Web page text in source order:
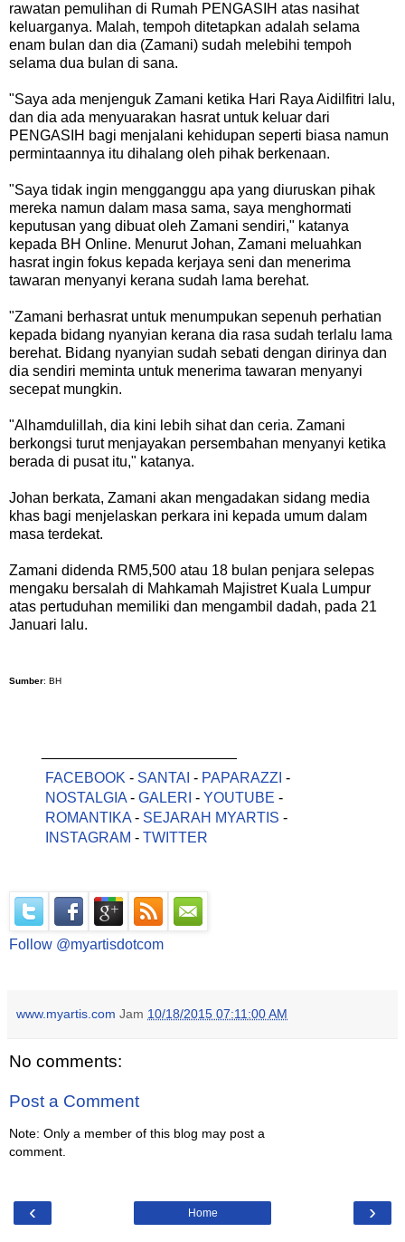
rawatan pemulihan di Rumah PENGASIH atas nasihat
keluarganya. Malah, tempoh ditetapkan adalah selama
enam bulan dan dia (Zamani) sudah melebihi tempoh
selama dua bulan di sana.
"Saya ada menjenguk Zamani ketika Hari Raya Aidilfitri lalu,
dan dia ada menyuarakan hasrat untuk keluar dari
PENGASIH bagi menjalani kehidupan seperti biasa namun
permintaannya itu dihalang oleh pihak berkenaan.
"Saya tidak ingin mengganggu apa yang diuruskan pihak
mereka namun dalam masa sama, saya menghormati
keputusan yang dibuat oleh Zamani sendiri," katanya
kepada BH Online. Menurut Johan, Zamani meluahkan
hasrat ingin fokus kepada kerjaya seni dan menerima
tawaran menyanyi kerana sudah lama berehat.
"Zamani berhasrat untuk menumpukan sepenuh perhatian
kepada bidang nyanyian kerana dia rasa sudah terlalu lama
berehat. Bidang nyanyian sudah sebati dengan dirinya dan
dia sendiri meminta untuk menerima tawaran menyanyi
secepat mungkin.
"Alhamdulillah, dia kini lebih sihat dan ceria. Zamani
berkongsi turut menjayakan persembahan menyanyi ketika
berada di pusat itu," katanya.
Johan berkata, Zamani akan mengadakan sidang media
khas bagi menjelaskan perkara ini kepada umum dalam
masa terdekat.
Zamani didenda RM5,500 atau 18 bulan penjara selepas
mengaku bersalah di Mahkamah Majistret Kuala Lumpur
atas pertuduhan memiliki dan mengambil dadah, pada 21
Januari lalu.
Sumber: BH
FACEBOOK - SANTAI - PAPARAZZI -
NOSTALGIA- GALERI - YOUTUBE -
ROMANTIKA- SEJARAH MYARTIS -
INSTAGRAM - TWITTER
Follow @myartisdotcom
www.myartis.com Jam 10/18/2015 07:11:00 AM
No comments:
Post a Comment
Note: Only a member of this blog may post a
comment.
‹ ›
Home